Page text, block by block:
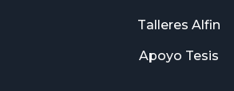
Talleres Alfin
Apoyo Tesis